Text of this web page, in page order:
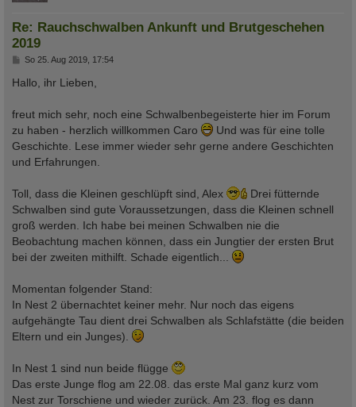
Re: Rauchschwalben Ankunft und Brutgeschehen
2019
B
i
t
g
So 25. Aug 2019, 17:54
Hallo, ihr Lieben,
freut mich sehr, noch eine Schwalbenbegeisterte hier im Forum
zu haben - herzlich willkommen Caro
Und was für eine tolle
Geschichte. Lese immer wieder sehr gerne andere Geschichten
und Erfahrungen.
Toll, dass die Kleinen geschlüpft sind, Alex
Drei fütternde
Schwalben sind gute Voraussetzungen, dass die Kleinen schnell
groß werden. Ich habe bei meinen Schwalben nie die
Beobachtung machen können, dass ein Jungtier der ersten Brut
bei der zweiten mithilft. Schade eigentlich...
Momentan folgender Stand:
In Nest 2 übernachtet keiner mehr. Nur noch das eigens
aufgehängte Tau dient drei Schwalben als Schlafstätte (die beiden
Eltern und ein Junges).
In Nest 1 sind nun beide flügge
Das erste Junge flog am 22.08. das erste Mal ganz kurz vom
Nest zur Torschiene und wieder zurück. Am 23. flog es dann